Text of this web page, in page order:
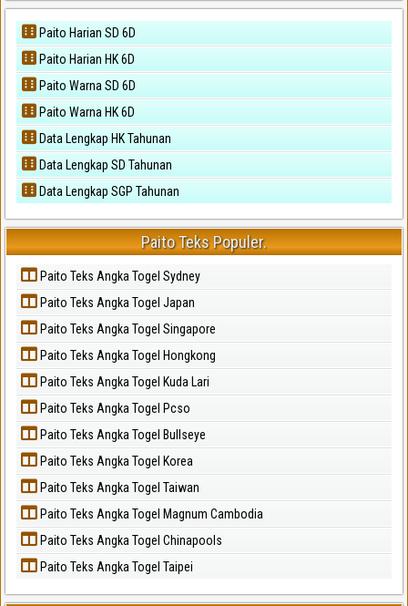
Paito Harian SD 6D
Paito Harian HK 6D
Paito Warna SD 6D
Paito Warna HK 6D
Data Lengkap HK Tahunan
Data Lengkap SD Tahunan
Data Lengkap SGP Tahunan
Paito Teks Populer.
Paito Teks Angka Togel Sydney
Paito Teks Angka Togel Japan
Paito Teks Angka Togel Singapore
Paito Teks Angka Togel Hongkong
Paito Teks Angka Togel Kuda Lari
Paito Teks Angka Togel Pcso
Paito Teks Angka Togel Bullseye
Paito Teks Angka Togel Korea
Paito Teks Angka Togel Taiwan
Paito Teks Angka Togel Magnum Cambodia
Paito Teks Angka Togel Chinapools
Paito Teks Angka Togel Taipei